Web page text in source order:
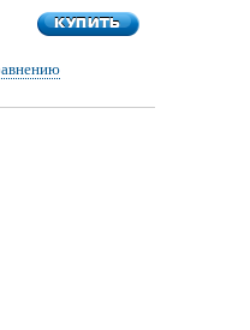
КУПИТЬ
КУПИТЬ